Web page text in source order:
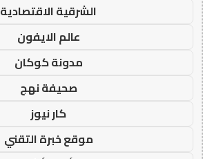
الشرقية الاقتصادية
عالم الايفون
مدونة كوكان
صحيفة نهج
كار نيوز
موقع خبرة التقني